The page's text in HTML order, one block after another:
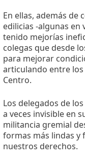
En ellas, además de
edilicias -algunas en
tenido mejorías
colegas que desde
para mejorar
articulando entre los
Centro.
Los delegados de
a veces invisible en
militancia gremial
formas más lindas y
nuestros derechos.